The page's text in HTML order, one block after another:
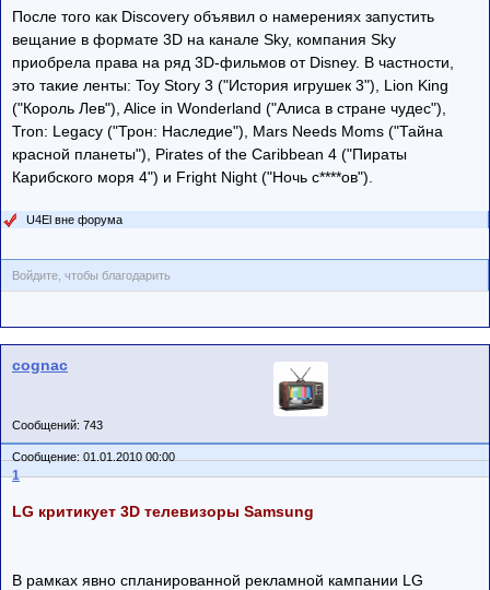
После того как Discovery объявил о намерениях запустить
вещание в формате 3D на канале Sky, компания Sky
приобрела права на ряд 3D-фильмов от Disney. В частности,
это такие ленты: Toy Story 3 ("История игрушек 3"), Lion King
("Король Лев"), Alice in Wonderland ("Алиса в стране чудес"),
Tron: Legacy ("Трон: Наследие"), Mars Needs Moms ("Тайна
красной планеты"), Pirates of the Caribbean 4 ("Пираты
Карибского моря 4") и Fright Night ("Ночь с****ов").
U4El вне форума
Войдите, чтобы благодарить
cognac
Сообщений: 743
Сообщение: 01.01.2010 00:00
1
LG критикует 3D телевизоры Samsung
В рамках явно спланированной рекламной кампании LG